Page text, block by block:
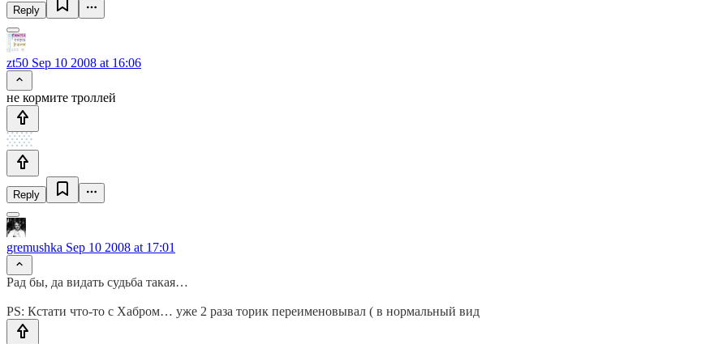
Reply
zt50 Sep 10 2008 at 16:06
не кормите троллей
Reply
gremushka Sep 10 2008 at 17:01
Рад бы, да видать судьба такая…
PS: Кстати что-то с Хабром… уже 2 раза торик переименовывал ( в нормальный вид